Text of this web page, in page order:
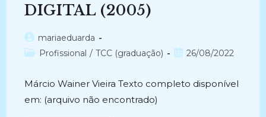
DO
PATRIMÔNIO
DIGITAL
(2005)
DIGITAL (2005)
Autor
do
mariaeduarda
Categoria
Profissional / TCC (graduação)
Post26/08/2022
Márcio Wainer Vieira Texto completo disponível
em: (arquivo não encontrado)